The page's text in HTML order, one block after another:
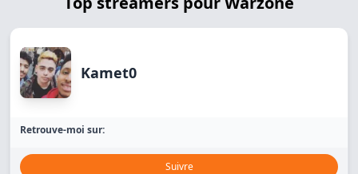
Kamet0
Retrouve-moi sur:
Suivre